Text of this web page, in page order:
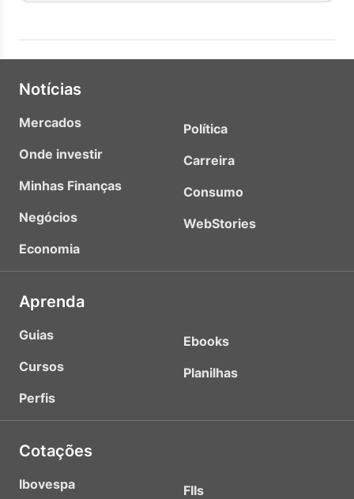
Notícias
Mercados
Onde investir
Minhas Finanças
Negócios
Economia
Política
Carreira
Consumo
WebStories
Aprenda
Guias
Cursos
Perfis
Ebooks
Planilhas
Cotações
Ibovespa
FIIs